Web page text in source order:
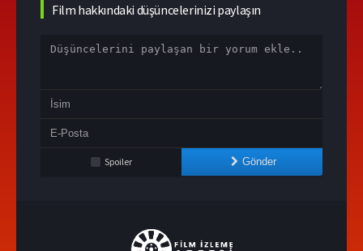
Film hakkındaki düşüncelerinizi paylaşın
Spoiler Gönder